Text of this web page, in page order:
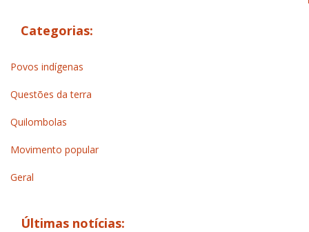
Categorias:
Povos indígenas
Questões da terra
Quilombolas
Movimento popular
Geral
Últimas notícias: